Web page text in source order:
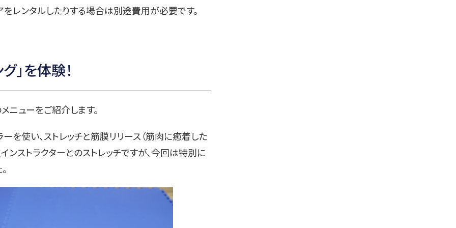
レンタルしたりする場合は別途費用が必要です。
」を体験！
ューをご紹介します。
使い、ストレッチと筋膜リリース（筋肉に癒着した
ンストラクターとのストレッチですが、今回は特別に